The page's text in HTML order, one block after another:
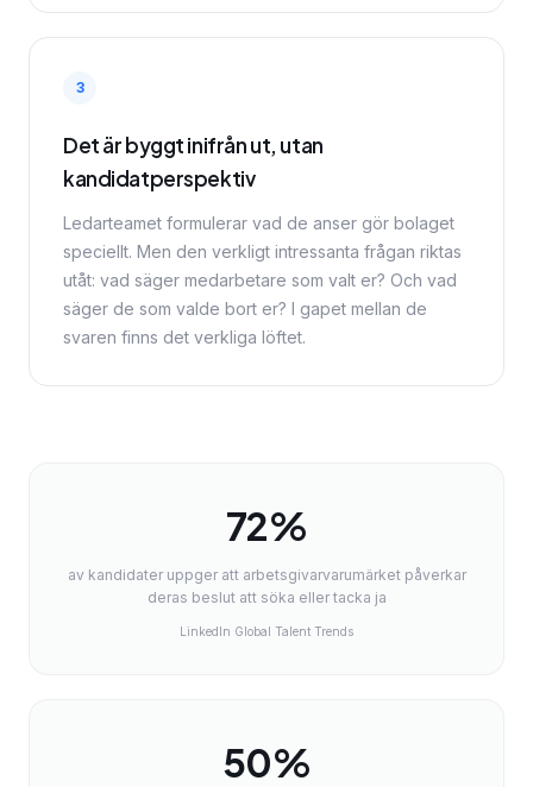
3
Det är byggt inifrån ut, utan
kandidatperspektiv
Ledarteamet formulerar vad de anser gör bolaget
speciellt. Men den verkligt intressanta frågan riktas
utåt: vad säger medarbetare som valt er? Och vad
säger de som valde bort er? I gapet mellan de
svaren finns det verkliga löftet.
72%
av kandidater uppger att arbetsgivarvarumärket påverkar
deras beslut att söka eller tacka ja
LinkedIn Global Talent Trends
50%